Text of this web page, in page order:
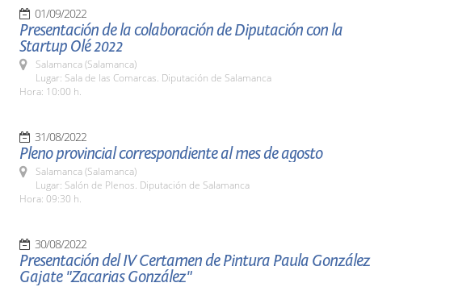
01/09/2022
Presentación de la colaboración de Diputación con la
Startup Olé 2022
Salamanca (Salamanca)
Lugar: Sala de las Comarcas. Diputación de Salamanca
Hora: 10:00 h.
31/08/2022
Pleno provincial correspondiente al mes de agosto
Salamanca (Salamanca)
Lugar: Salón de Plenos. Diputación de Salamanca
Hora: 09:30 h.
30/08/2022
Presentación del IV Certamen de Pintura Paula González
Gajate "Zacarias González"